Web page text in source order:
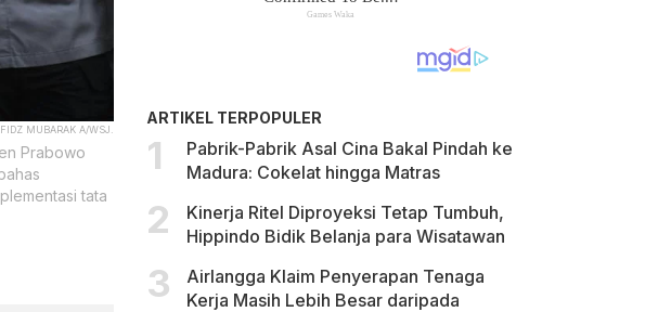
MUBARAK A/WSJ.
Prabowo
tata
ARTIKEL TERPOPULER
Pabrik-Pabrik Asal Cina Bakal Pindah ke
Madura: Cokelat hingga Matras
Kinerja Ritel Diproyeksi Tetap Tumbuh,
Hippindo Bidik Belanja para Wisatawan
Airlangga Klaim Penyerapan Tenaga
Kerja Masih Lebih Besar daripada